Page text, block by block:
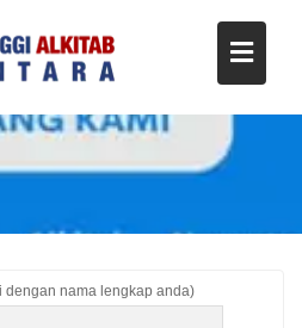
dengan nama lengkap anda)